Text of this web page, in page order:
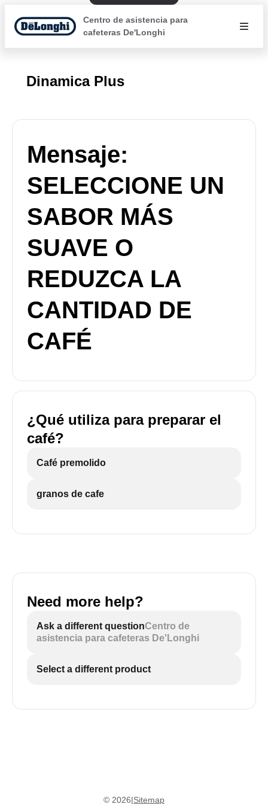
Centro de asistencia para
cafeteras De'Longhi
Dinamica Plus
Mensaje:
SELECCIONE UN
SABOR MÁS
SUAVE O
REDUZCA LA
CANTIDAD DE
CAFÉ
¿Qué utiliza para preparar el
café?
Café premolido
granos de cafe
Need more help?
Ask a different questionCentro de
asistencia para cafeteras De'Longhi
Select a different product
© 2026|Sitemap